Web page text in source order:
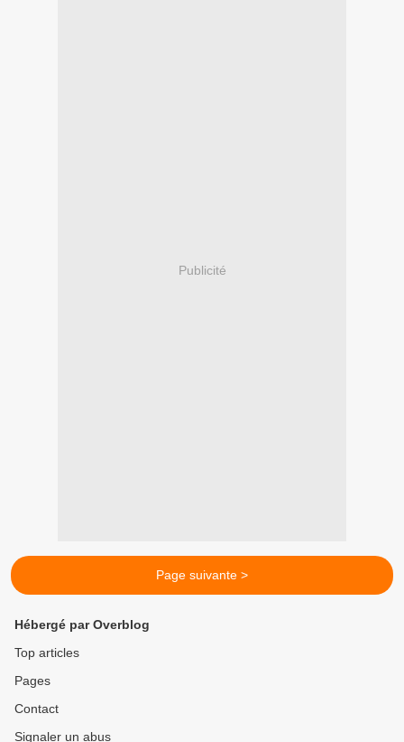
Publicité
Page suivante >
Hébergé par Overblog
Top articles
Pages
Contact
Signaler un abus